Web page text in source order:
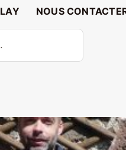
NOUS